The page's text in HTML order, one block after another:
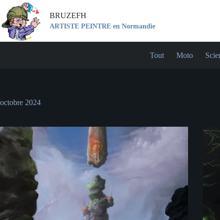
Passer
contenu
BRUZEFH
ARTISTE PEINTRE en Normandie
Tout Moto
octobre 2024